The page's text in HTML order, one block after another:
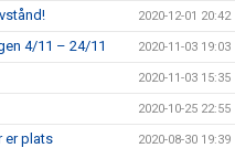
2020-12-01 20:42
4/11 – 24/11 2020-11-03 19:03
2020-11-03 15:35
2020-10-25 22:55
er plats 2020-08-30 19:39